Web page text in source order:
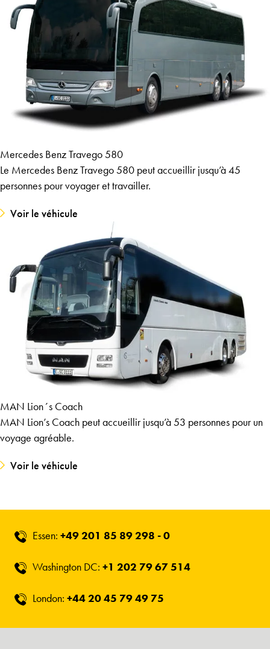
Mercedes Benz Travego 580
Le Mercedes Benz Travego 580 peut accueillir jusqu’à 45
personnes pour voyager et travailler.
Voir le véhicule
MAN Lion´s Coach
MAN Lion’s Coach peut accueillir jusqu’à 53 personnes pour un
voyage agréable.
Voir le véhicule
Essen:+49 201 85 89 298 - 0
Washington DC:+1 202 79 67 514
London:+44 20 45 79 49 75